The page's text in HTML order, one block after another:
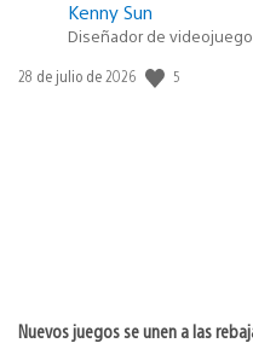
Kenny Sun
Diseñador de
Fecha
28 de julio de 2026 5
Nuevos juegos se unen a las